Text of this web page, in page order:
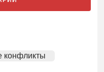
конфликты